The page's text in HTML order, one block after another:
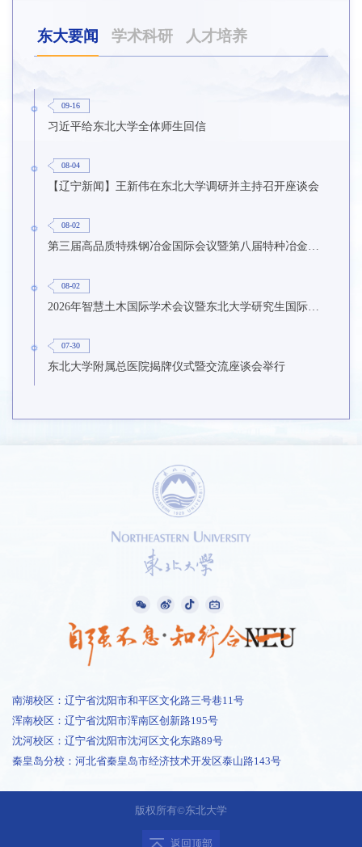
东大要闻 学术科研 人才培养
09-16
习近平给东北大学全体师生回信
08-04
【辽宁新闻】王新伟在东北大学调研并主持召开座谈会
08-02
第三届高品质特殊钢冶金国际会议暨第八届特种冶金技术学术会议在东北大学召开
08-02
2026年智慧土木国际学术会议暨东北大学研究生国际暑期学校第九期在东北大学召开
07-30
东北大学附属总医院揭牌仪式暨交流座谈会举行
南湖校区：辽宁省沈阳市和平区文化路三号巷11号
浑南校区：辽宁省沈阳市浑南区创新路195号
沈河校区：辽宁省沈阳市沈河区文化东路89号
秦皇岛分校：河北省秦皇岛市经济技术开发区泰山路143号
版权所有©东北大学
返回顶部